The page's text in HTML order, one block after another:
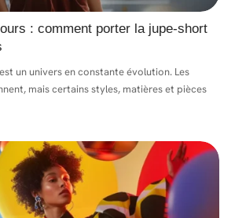
: comment porter la jupe-short
un univers en constante évolution. Les
mais certains styles, matières et pièces